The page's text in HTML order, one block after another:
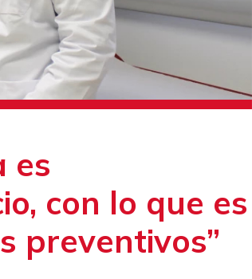
es
con lo que es
preventivos”